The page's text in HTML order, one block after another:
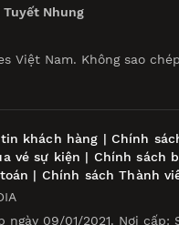
Tuyết Nhung
Việt Nam. Không sao
khách hàng | Chính
vé sự kiện | Chính sách
| Chính sách Thành
ngày 09/01/2021. Nơi